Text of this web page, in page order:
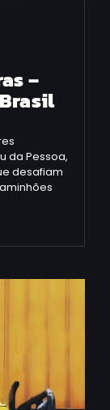
–
da Pessoa,
desafiam